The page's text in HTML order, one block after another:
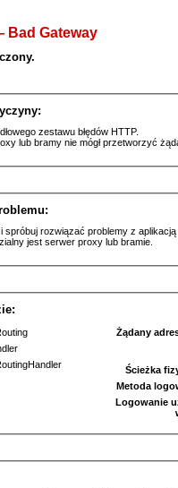
Bad Gateway
zestawu błędów HTTP.
lub bramy nie mógł przetworzyć
spróbuj rozwiązać problemy z
jest serwer proxy lub bramie.
Żądany
Ścieżka
Metoda
Logowanie